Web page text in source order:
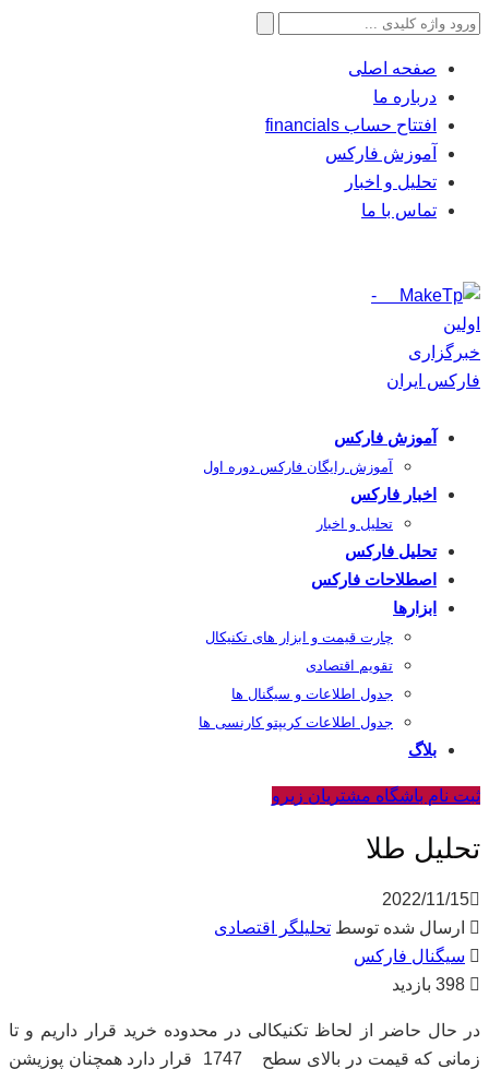
جستجو
صفحه اصلی
درباره ما
افتتاح حساب financials
آموزش فارکس
تحلیل و اخبار
تماس با ما
آموزش فارکس
آموزش رایگان فارکس دوره اول
اخبار فارکس
تحلیل و اخبار
تحلیل فارکس
اصطلاحات فارکس
ابزارها
چارت قیمت و ابزار های تکنیکال
تقویم اقتصادی
جدول اطلاعات و سیگنال ها
جدول اطلاعات کریپتو کارنسی ها
بلاگ
ثبت نام باشگاه مشتریان زیرو
تحلیل طلا
2022/11/15
ارسال شده توسط تحلیلگر اقتصادی
سیگنال فارکس
در حال حاضر از لحاظ تکنیکالی در محدوده خرید قرار داریم و تا
زمانی که قیمت در بالای سطح 1747 قرار دارد همچنان پوزیشن